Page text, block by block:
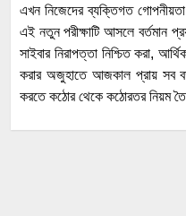
এখন নিজেদের ব্যক্তিগত
এই নতুন পরীক্ষাটি আসলে বর্তমান
সাইবার নিরাপত্তা নিশ্চিত করা,
করার অজুহাতে আজকাল প্রায় সব বড়
করতে কঠোর থেকে কঠোরতর নিয়ম